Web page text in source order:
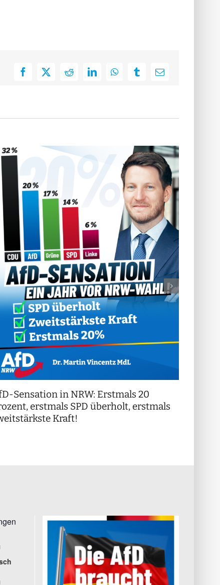
Facebook
X RedditLinkedInWhatsAppTumblrE-
Sensation in NRW: Erstmals 20
erstmals SPD überholt, erstmals
Kraft!